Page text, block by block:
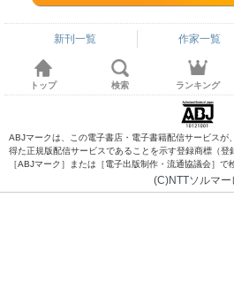
新刊一覧 作家一覧
トップ 検索 ランキング
ABJマークは、この電子書店・電子書籍配信サービスが
得た正規版配信サービスであることを示す登録商標（
［ABJマーク］または［電子出版制作・流通協議会］で
(C)NTTソルマー